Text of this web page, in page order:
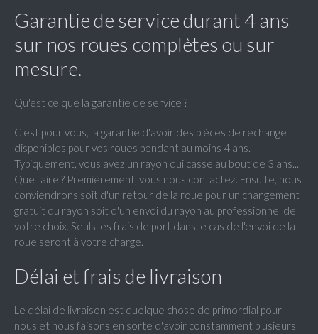
Garantie de service durant 4 ans
sur nos roues complètes ou sur
mesure.
Qu'est ce que la garantie de service ?
C'est pour vous, la garantie d'avoir des pièces de rechange
disponibles pour vos roues pendant au moins 4 ans.
Typiquement, vous avez un rayon qui casse au bout de 3 ans...
Que faire ? Premièrement, vous nous contactez. Ensuite, nous
conviendrons soit d'un retour de la roue pour un changement
gratuit du rayon soit d'un envoi du rayon au professionnel de
votre choix. Seuls les frais de port dans le cas de l'envoi de la
roue seront à votre charge.
Délai et frais de livraison
Le délai de livraison est quelque chose de primordial pour
nous et nous faisons en sorte d'avoir constamment plusieurs